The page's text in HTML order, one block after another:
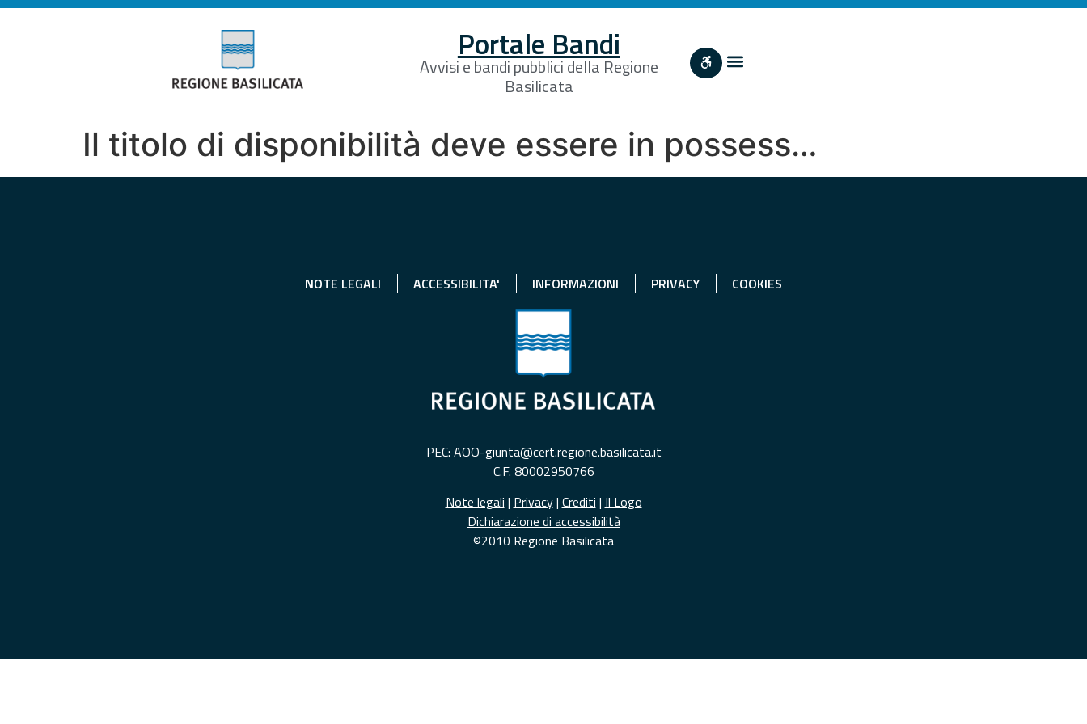
Portale Bandi
Avvisi e bandi pubblici della Regione
Basilicata
Il titolo di disponibilità deve essere in possess…
NOTE LEGALI ACCESSIBILITA' INFORMAZIONI PRIVACY COOKIES
PEC: AOO-giunta@cert.regione.basilicata.it
C.F. 80002950766
Note legali | Privacy| Crediti | Il Logo
Dichiarazione di accessibilità
©2010 Regione Basilicata